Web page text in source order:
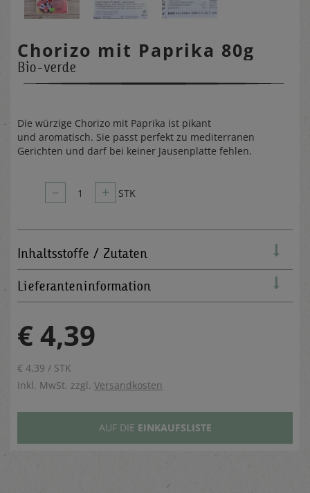
Chorizo mit Paprika 80g
Bio-verde
Die würzige Chorizo mit Paprika ist pikant
und aromatisch. Sie passt perfekt zu mediterranen
Gerichten und darf bei keiner Jausenplatte fehlen.
– 1 + STK
Inhaltsstoffe / Zutaten
Lieferanteninformation
€ 4,39
€ 4,39 / STK
inkl. MwSt. zzgl. Versandkosten
AUF DIE EINKAUFSLISTE